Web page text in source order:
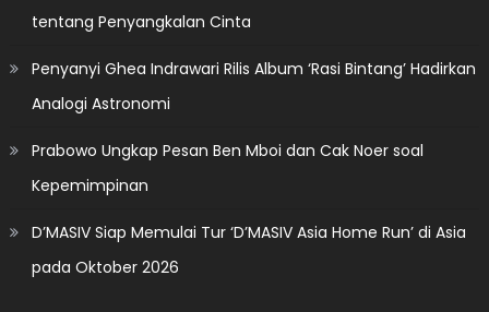
tentang Penyangkalan Cinta
Penyanyi Ghea Indrawari Rilis Album ‘Rasi Bintang’ Hadirkan
Analogi Astronomi
Prabowo Ungkap Pesan Ben Mboi dan Cak Noer soal
Kepemimpinan
D’MASIV Siap Memulai Tur ‘D’MASIV Asia Home Run’ di Asia
pada Oktober 2026